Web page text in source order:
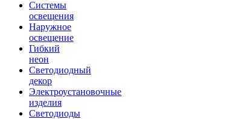
Системы
освещения
Наружное
освещение
Гибкий
неон
Светодиодный
декор
Электроустановочные
изделия
Светодиоды